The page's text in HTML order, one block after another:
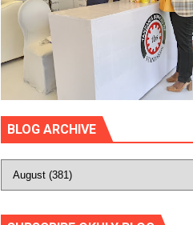
BLOG ARCHIVE